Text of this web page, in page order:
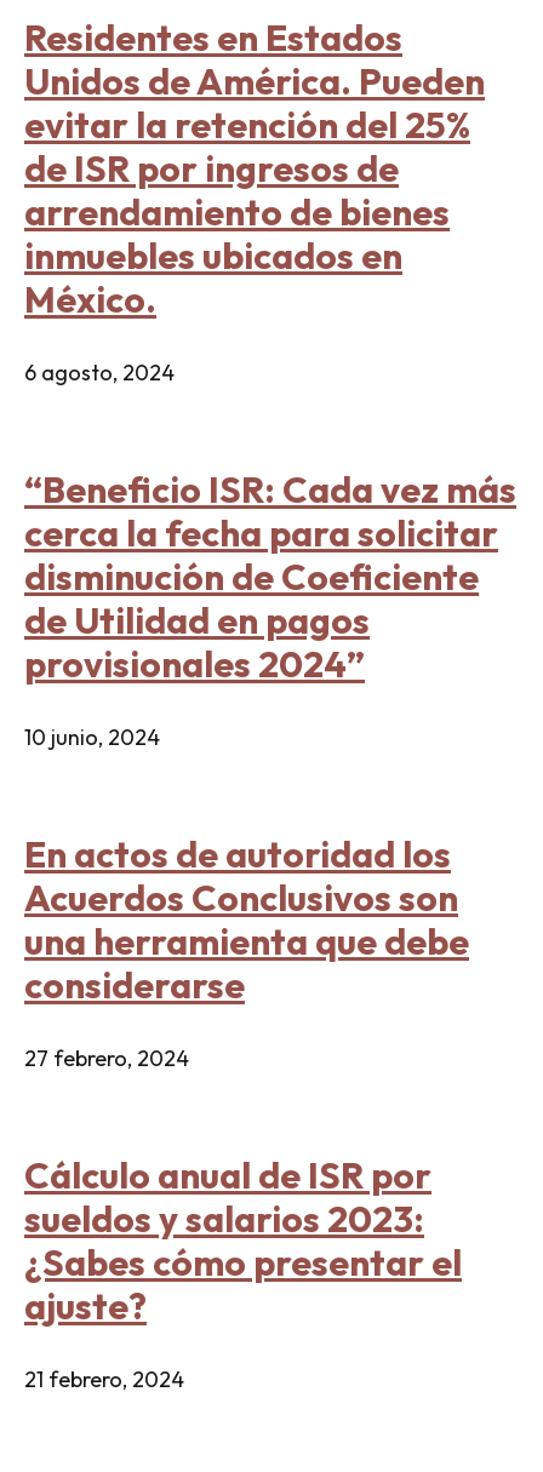
Residentes en Estados
Unidos de América. Pueden
evitar la retención del 25%
de ISR por ingresos de
arrendamiento de bienes
inmuebles ubicados en
México.
6 agosto, 2024
“Beneficio ISR: Cada vez más
cerca la fecha para solicitar
disminución de Coeficiente
de Utilidad en pagos
provisionales 2024”
10 junio, 2024
En actos de autoridad los
Acuerdos Conclusivos son
una herramienta que debe
considerarse
27 febrero, 2024
Cálculo anual de ISR por
sueldos y salarios 2023:
¿Sabes cómo presentar el
ajuste?
21 febrero, 2024